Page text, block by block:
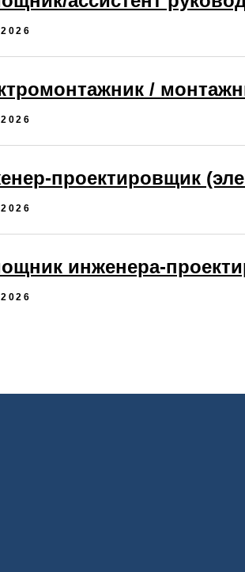
/
проектировщик
инженера-